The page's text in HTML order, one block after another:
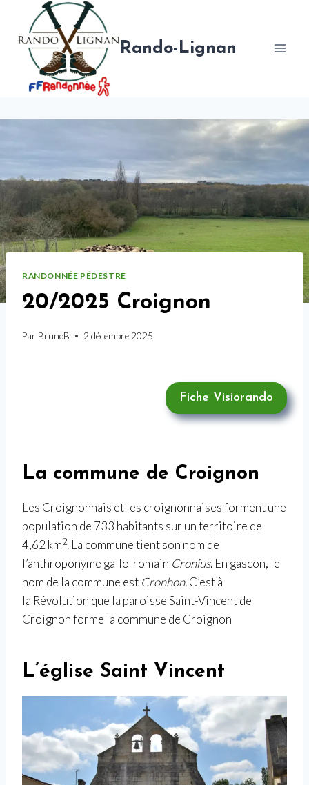
contenu
Rando-Lignan
RANDONNÉE PÉDESTRE
20/2025 Croignon
Par BrunoB 2 décembre 2025
Fiche Visiorando
La commune de Croignon
Les Croignonnais et les croignonnaises forment une
population de 733 habitants sur un territoire de
4,62 km2. La commune tient son nom de
l’anthroponyme gallo-romain Cronius. En gascon, le
nom de la commune est Cronhon. C’est à
la Révolution que la paroisse Saint-Vincent de
Croignon forme la commune de Croignon
L’église Saint Vincent